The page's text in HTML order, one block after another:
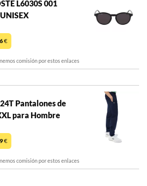
L6030S 001
€
comisión por estos enlaces
Pantalones de
para Hombre
€
comisión por estos enlaces